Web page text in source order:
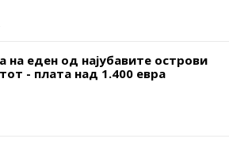
на еден од најубавите острови
- плата над 1.400 евра